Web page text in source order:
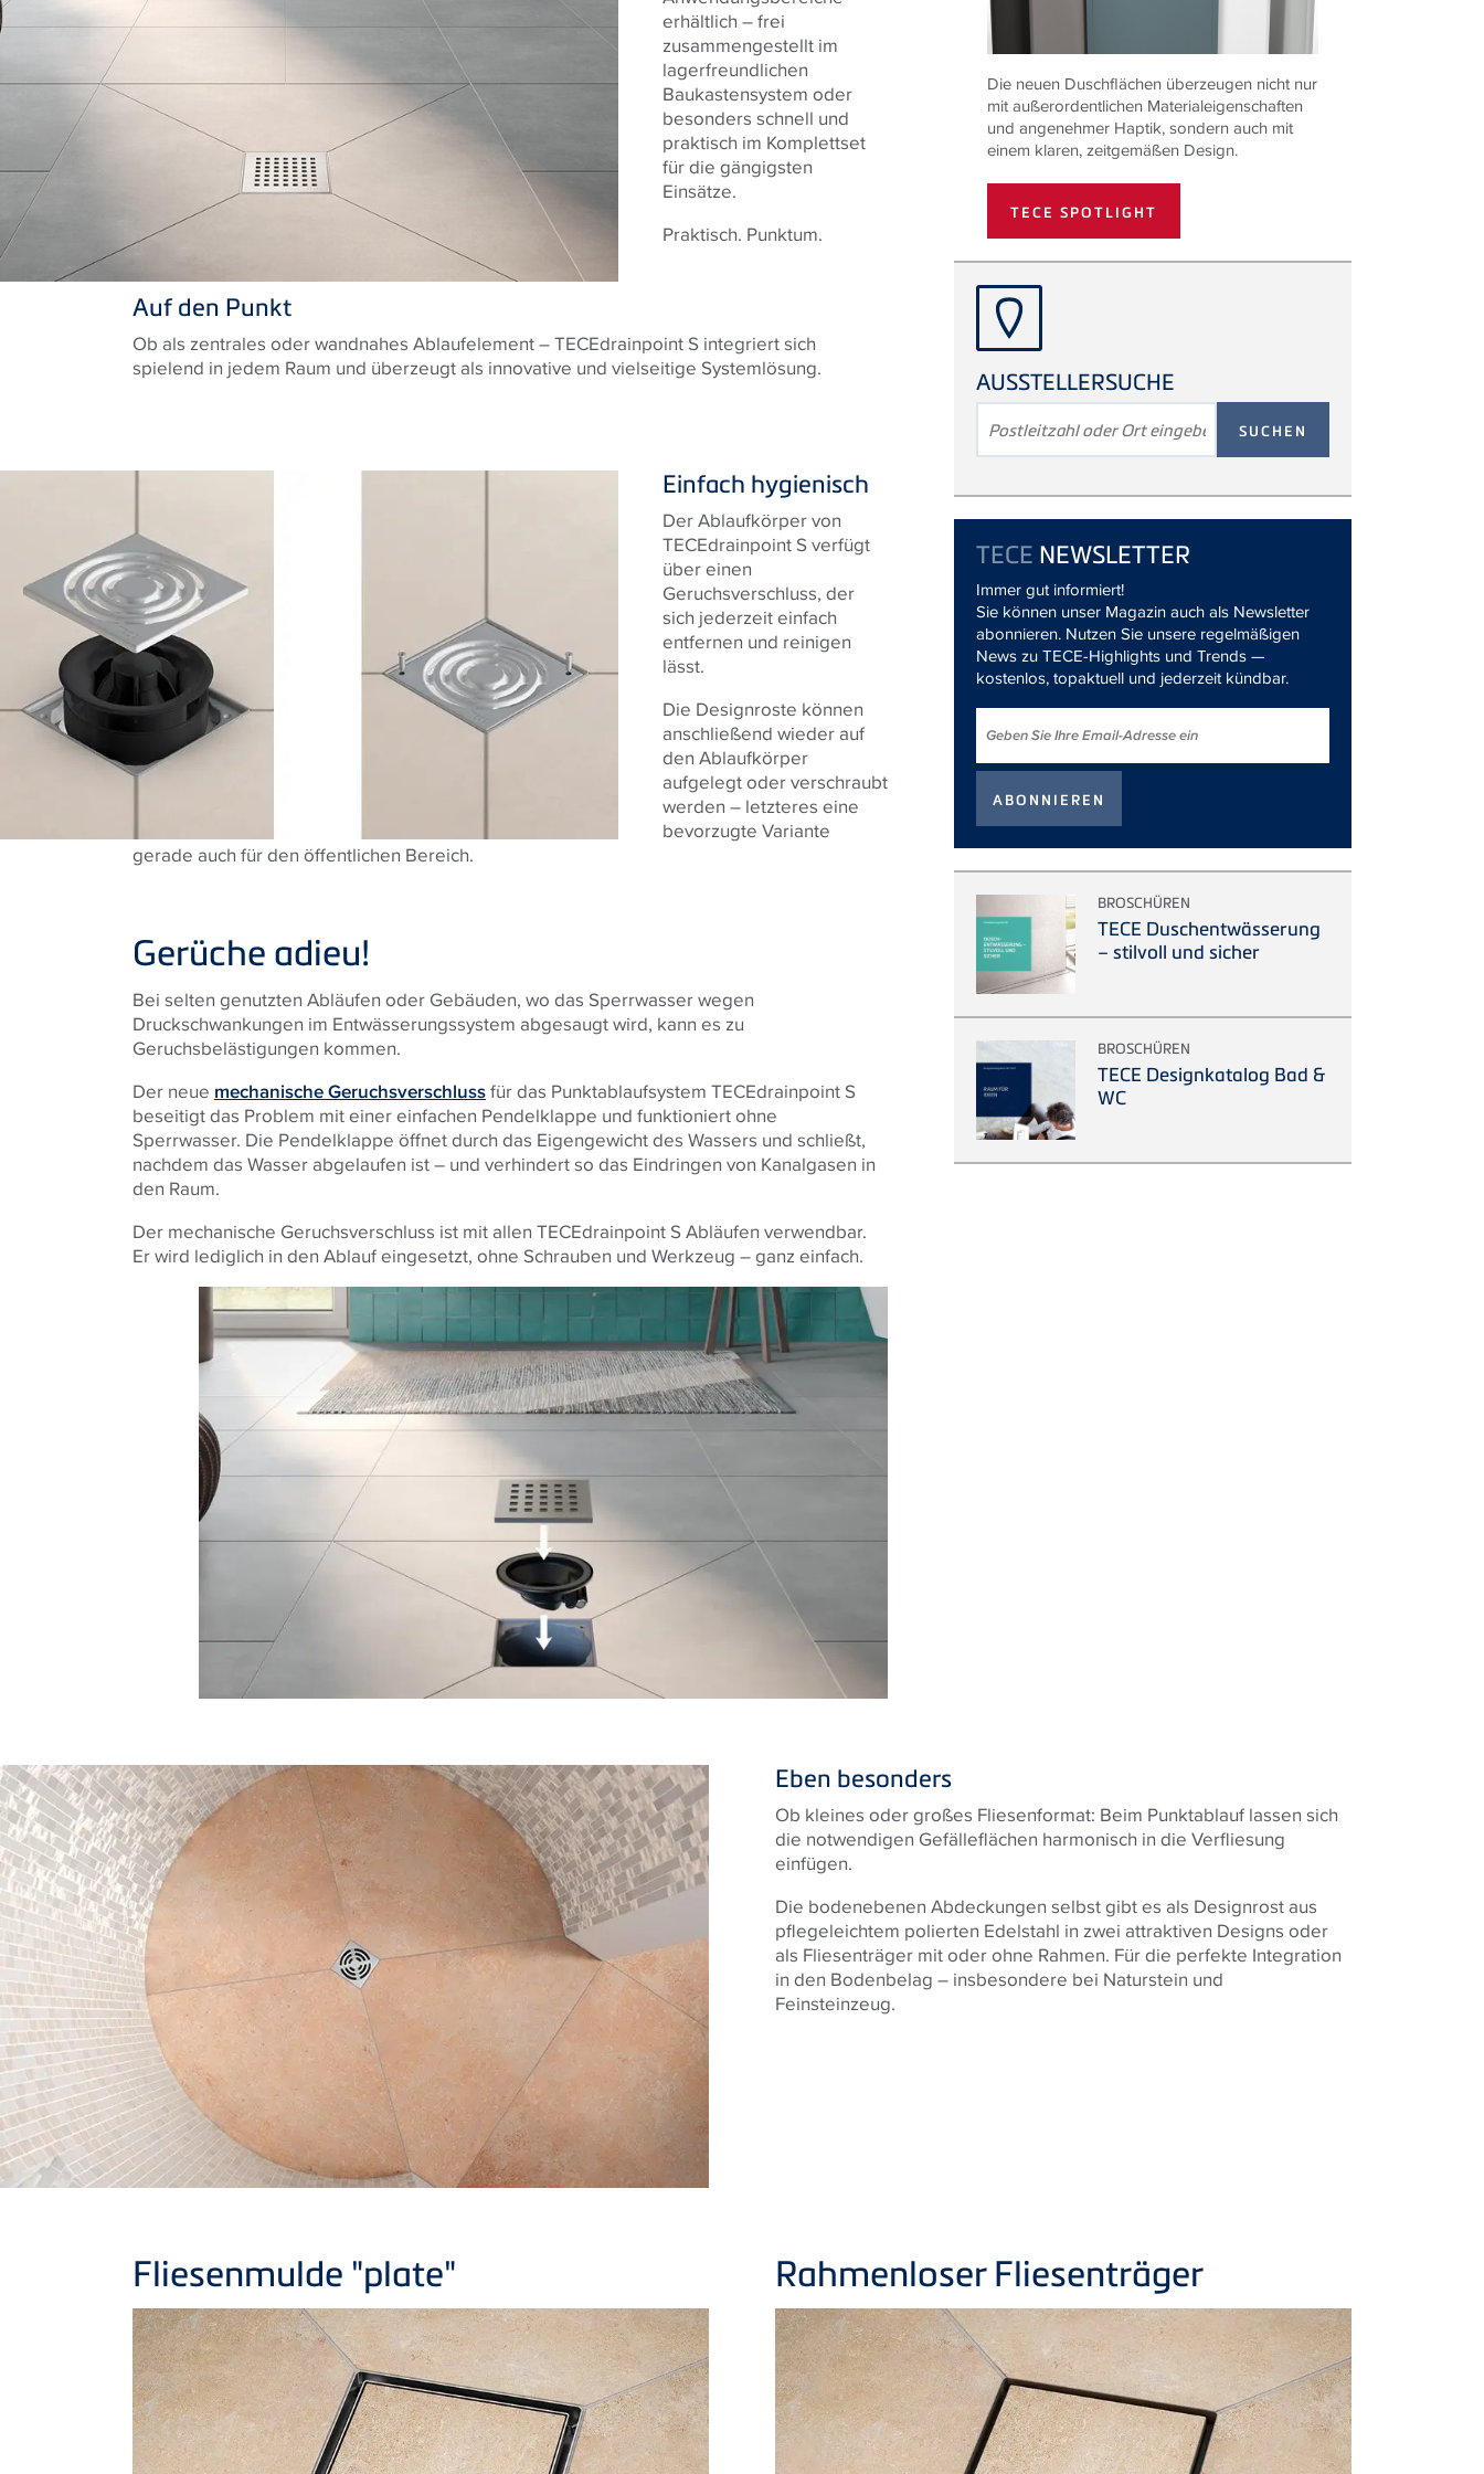
erhältlich – frei
zusammengestellt im
lagerfreundlichen
Baukastensystem oder
besonders schnell und
praktisch im Komplettset
für die gängigsten
Einsätze.
Praktisch. Punktum.
Auf den Punkt
Ob als zentrales oder wandnahes Ablaufelement – TECEdrainpoint S integriert sich
spielend in jedem Raum und überzeugt als innovative und vielseitige Systemlösung.
Einfach hygienisch
Der Ablaufkörper von
TECEdrainpoint S verfügt
über einen
Geruchsverschluss, der
sich jederzeit einfach
entfernen und reinigen
lässt.
Die Designroste können
anschließend wieder auf
den Ablaufkörper
aufgelegt oder verschraubt
werden – letzteres eine
bevorzugte Variante
gerade auch für den öffentlichen Bereich.
Gerüche adieu!
Bei selten genutzten Abläufen oder Gebäuden, wo das Sperrwasser wegen
Druckschwankungen im Entwässerungssystem abgesaugt wird, kann es zu
Geruchsbelästigungen kommen.
Der neue mechanische Geruchsverschlussfür das Punktablaufsystem TECEdrainpoint S
beseitigt das Problem mit einer einfachen Pendelklappe und funktioniert ohne
Sperrwasser. Die Pendelklappe öffnet durch das Eigengewicht des Wassers und schließt,
nachdem das Wasser abgelaufen ist – und verhindert so das Eindringen von Kanalgasen in
den Raum.
Der mechanische Geruchsverschluss ist mit allen TECEdrainpoint S Abläufen verwendbar.
Er wird lediglich in den Ablauf eingesetzt, ohne Schrauben und Werkzeug – ganz einfach.
Die neuen Duschflächen überzeugen nicht nur
mit außerordentlichen Materialeigenschaften
und angenehmer Haptik, sondern auch mit
einem klaren, zeitgemäßen Design.
TECE SPOTLIGHT
AUSSTELLERSUCHE
SUCHBEGRIFF
TECE NEWSLETTER
Immer gut informiert!
Sie können unser Magazin auch als Newsletter
abonnieren. Nutzen Sie unsere regelmäßigen
News zu TECE-Highlights und Trends —
kostenlos, topaktuell und jederzeit kündbar.
BROSCHÜREN
TECE Duschentwässerung
– stilvoll und sicher
BROSCHÜREN
TECE Designkatalog Bad &
WC
Eben besonders
Ob kleines oder großes Fliesenformat: Beim Punktablauf lassen sich
die notwendigen Gefälleflächen harmonisch in die Verfliesung
einfügen.
Die bodenebenen Abdeckungen selbst gibt es als Designrost aus
pflegeleichtem polierten Edelstahl in zwei attraktiven Designs oder
als Fliesenträger mit oder ohne Rahmen. Für die perfekte Integration
in den Bodenbelag – insbesondere bei Naturstein und
Feinsteinzeug.
Fliesenmulde "plate" Rahmenloser Fliesenträger